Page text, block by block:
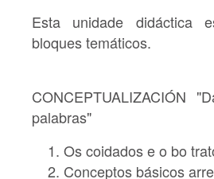
Esta unidade didáctica
bloques temáticos.
CONCEPTUALIZACIÓN
palabras"
Os coidados e o bo
Conceptos básicos